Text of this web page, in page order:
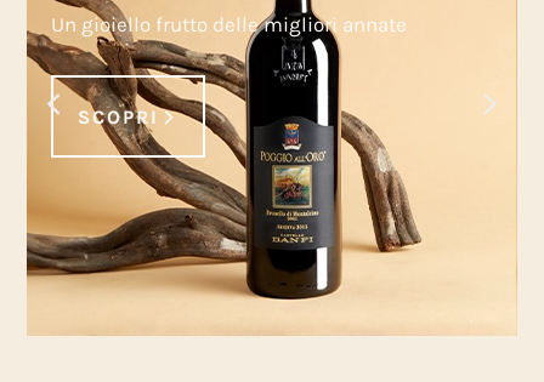
Un gioiello frutto delle migliori annate
SCOPRI